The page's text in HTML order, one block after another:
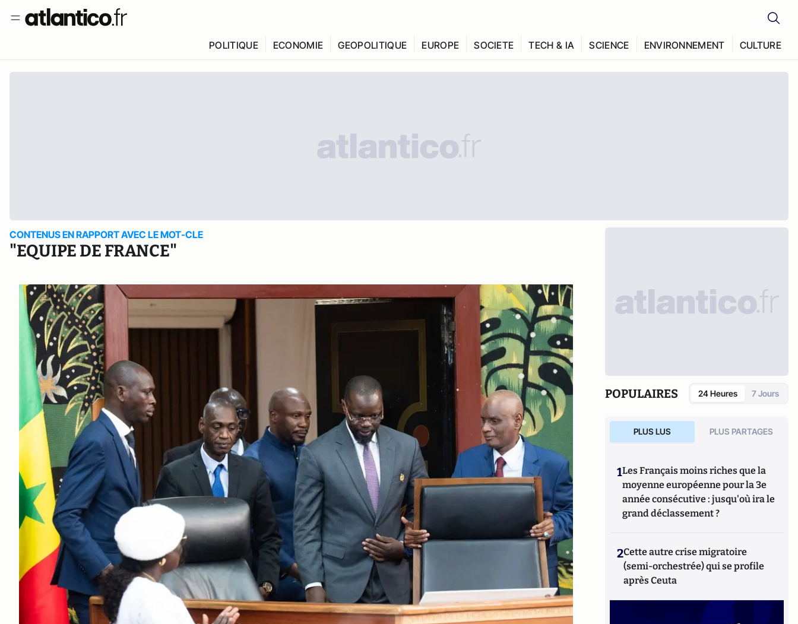
POLITIQUE ECONOMIE GEOPOLITIQUE EUROPE SOCIETE TECH & IA SCIENCE ENVIRONNEMENT CULTURE
CONTENUS EN RAPPORT AVEC LE MOT-CLE
"EQUIPE DE FRANCE"
POPULAIRES 24 Heures 7 Jours
PLUS LUS PLUS PARTAGES
1Les Français moins riches que la
moyenne européenne pour la 3e
année consécutive : jusqu'où ira le
grand déclassement ?
2Cette autre crise migratoire
(semi-orchestrée) qui se profile
après Ceuta